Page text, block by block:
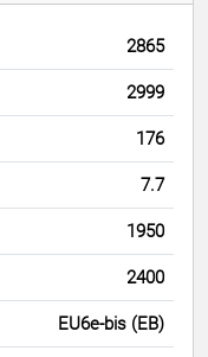
2865
2999
176
7.7
1950
2400
EU6e-bis (EB)